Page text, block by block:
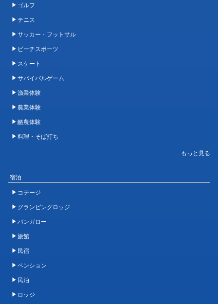
ゴルフ
テニス
サッカー・フットサル
ビーチスポーツ
スケート
サバイバルゲーム
漁業体験
農業体験
酪農体験
料理・そば打ち
宿泊
コテージ
グランピングロッジ
バンガロー
旅館
民宿
ペンション
民泊
ロッジ